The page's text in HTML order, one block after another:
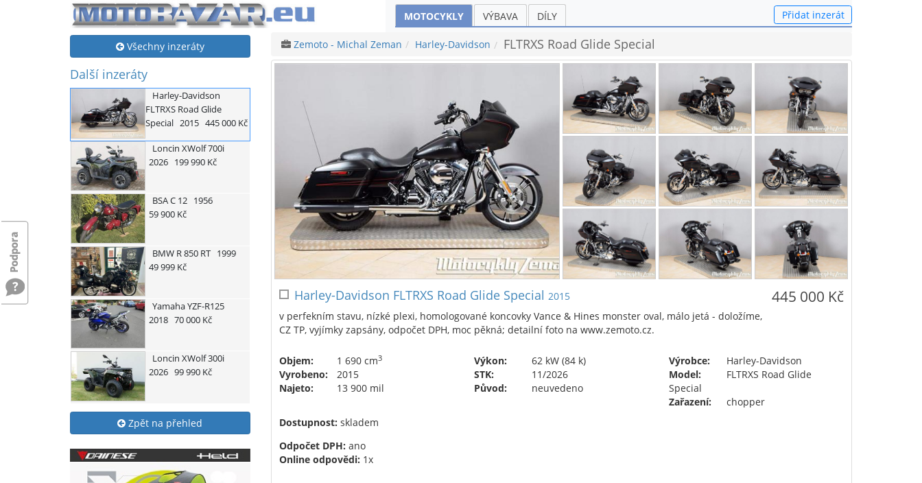
MOTOCYKLY VÝBAVA DÍLY Přidat inzerát
Všechny inzeráty
Další inzeráty
Harley-Davidson
FLTRXS Road Glide
Special 2015 445 000 Kč
Loncin XWolf 700i
2026 199 990 Kč
BSAC 12 1956
59 900 Kč
BMWR 850 RT 1999
49 999 Kč
YamahaYZF-R125
2018 70 000 Kč
Loncin XWolf 300i
2026 99 990 Kč
Zpět na přehled
Zemoto - Michal Zeman Harley-Davidson FLTRXS Road Glide Special
445 000 Kč
Harley-Davidson FLTRXS Road Glide Special 2015
v perfekním stavu, nízké plexi, homologované koncovky Vance & Hines monster oval, málo jetá - doložíme,
CZ TP, vyjímky zapsány, odpočet DPH, moc pěkná; detailní foto na www.zemoto.cz.
Objem: 1 690 cm3
Vyrobeno:
2015
Najeto:
13 900 mil
Výkon:
62 kW (84 k)
STK:
11/2026
Původ:
neuvedeno
Výrobce:
Harley-Davidson
Model:
FLTRXS Road Glide
Special
Zařazení:
chopper
Dostupnost: skladem
Odpočet DPH: ano
Online odpovědi: 1x